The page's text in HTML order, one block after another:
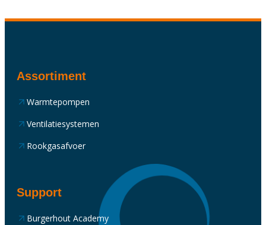
Assortiment
Warmtepompen
Ventilatiesystemen
Rookgasafvoer
Support
Burgerhout Academy